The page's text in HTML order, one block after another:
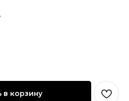
в корзину